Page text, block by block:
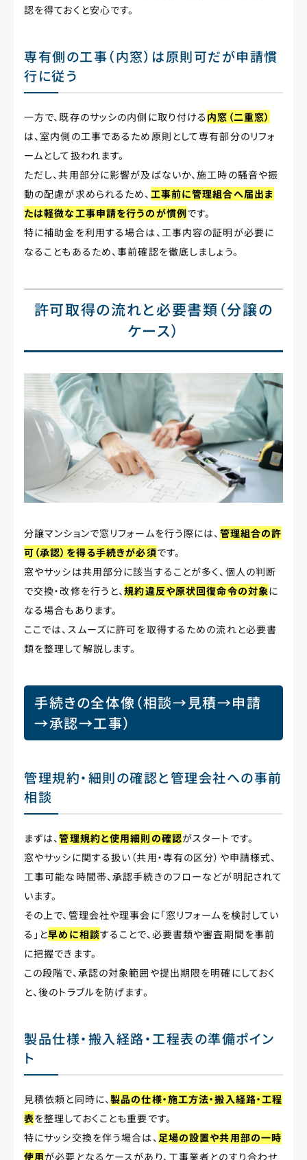
認を得ておくと安心です。
専有側の工事（内窓）は原則可だが申請慣
行に従う
一方で、既存のサッシの内側に取り付ける 内窓（二重窓）
は、室内側の工事であるため原則として専有部分のリフォ
ームとして扱われます。
ただし、共用部分に影響が及ばないか、施工時の騒音や振
動の配慮が求められるため、 工事前に管理組合へ届出ま
たは軽微な工事申請を行うのが慣例です。
特に補助金を利用する場合は、工事内容の証明が必要に
なることもあるため、事前確認を徹底しましょう。
許可取得の流れと必要書類（分譲の
ケース）
分譲マンションで窓リフォームを行う際には、 管理組合の許
可（承認）を得る手続きが必須です。
窓やサッシは共用部分に該当することが多く、個人の判断
で交換・改修を行うと、規約違反や原状回復命令の対象に
なる場合もあります。
ここでは、スムーズに許可を取得するための流れと必要書
類を整理して解説します。
手続きの全体像（相談→見積→申請
→承認→工事）
管理規約・細則の確認と管理会社への事前
相談
まずは、管理規約と使用細則の確認がスタートです。
窓やサッシに関する扱い（共用・専有の区分）や申請様式、
工事可能な時間帯、承認手続きのフローなどが明記されて
います。
その上で、管理会社や理事会に「窓リフォームを検討してい
る」と早めに相談することで、必要書類や審査期間を事前
に把握できます。
この段階で、承認の対象範囲や提出期限を明確にしておく
と、後のトラブルを防げます。
製品仕様・搬入経路・工程表の準備ポイン
ト
見積依頼と同時に、製品の仕様・施工方法・搬入経路・工程
表を整理しておくことも重要です。
特にサッシ交換を伴う場合は、足場の設置や共用部の一時
使用が必要となるケースがあり、工事業者とのすり合わせ